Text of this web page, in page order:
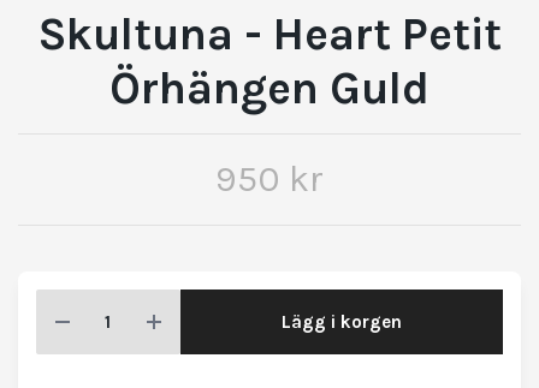
Skultuna - Heart Petit
Örhängen Guld
950 kr
Lägg i korgen